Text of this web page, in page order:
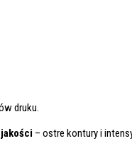
druku.
– ostre kontury i